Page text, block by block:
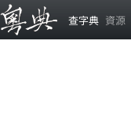
查字典 資源